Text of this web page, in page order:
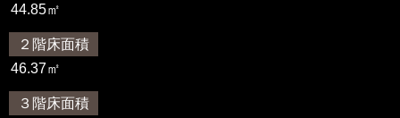
44.85㎡
２階床面積
46.37㎡
３階床面積